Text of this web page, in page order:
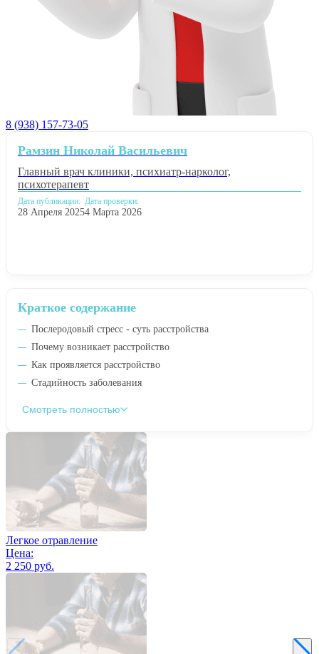
8 (938) 157-73-05
Краткое содержание
Послеродовый стресс - суть расстройства
Почему возникает расстройство
Как проявляется расстройство
Стадийность заболевания
Смотреть полностью
Рамзин Николай Васильевич
Главный врач клиники, психиатр-нарколог,
психотерапевт
Дата публикации:
28 Апреля 2025
Дата проверки:
4 Марта 2026
Легкое отравление
Цена:
2 250 руб.